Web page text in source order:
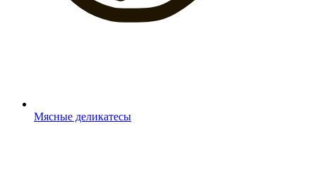
Мясные деликатесы